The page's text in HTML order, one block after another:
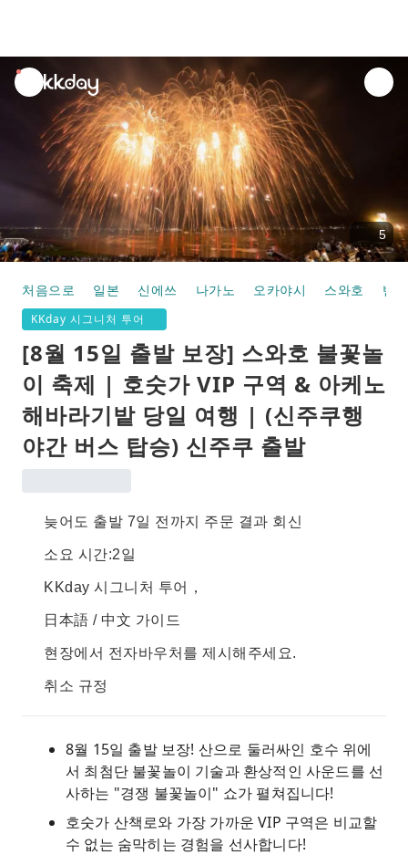
unread
notifications
5
처음으로 일본 신에쓰 나가노 오카야시 스와호 반
KKday 시그니처 투어
[8월 15일 출발 보장] 스와호 불꽃놀
이 축제 | 호숫가 VIP 구역 & 아케노
해바라기밭 당일 여행 | (신주쿠행
야간 버스 탑승) 신주쿠 출발
늦어도 출발 7일 전까지 주문 결과 회신
소요 시간:2일
KKday 시그니처 투어，
日本語 / 中文 가이드
현장에서 전자바우처를 제시해주세요.
취소 규정
8월 15일 출발 보장! 산으로 둘러싸인 호수 위에
서 최첨단 불꽃놀이 기술과 환상적인 사운드를 선
사하는 "경쟁 불꽃놀이" 쇼가 펼쳐집니다!
호숫가 산책로와 가장 가까운 VIP 구역은 비교할
수 없는 숨막히는 경험을 선사합니다!